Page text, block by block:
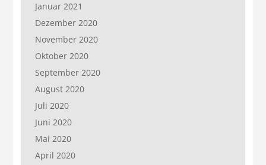
Januar 2021
Dezember 2020
November 2020
Oktober 2020
September 2020
August 2020
Juli 2020
Juni 2020
Mai 2020
April 2020